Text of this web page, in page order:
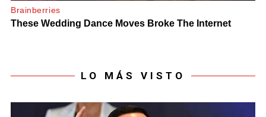
LO MÁS VISTO